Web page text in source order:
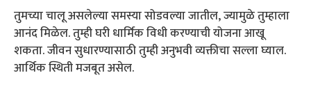
तुमच्या चालू असलेल्या समस्या सोडवल्या जातील, ज्यामुळे तुम्हाला
आनंद मिळेल. तुम्ही घरी धार्मिक विधी करण्याची योजना आखू
शकता. जीवन सुधारण्यासाठी तुम्ही अनुभवी व्यक्तीचा सल्ला घ्याल.
आर्थिक स्थिती मजबूत असेल.